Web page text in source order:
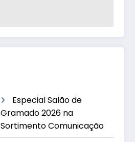
Especial Salão de
Gramado 2026 na
Sortimento Comunicação